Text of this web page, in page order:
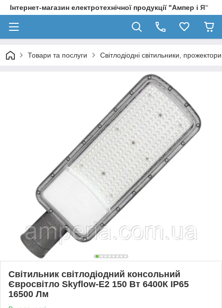
Інтернет-магазин електротехнічної продукції "Ампер і Я"
Товари та послуги Світлодіодні світильники,
Світильник світлодіодний консольний
Євросвітло Skyflow-E2 150 Вт 6400К IP65
16500 Лм